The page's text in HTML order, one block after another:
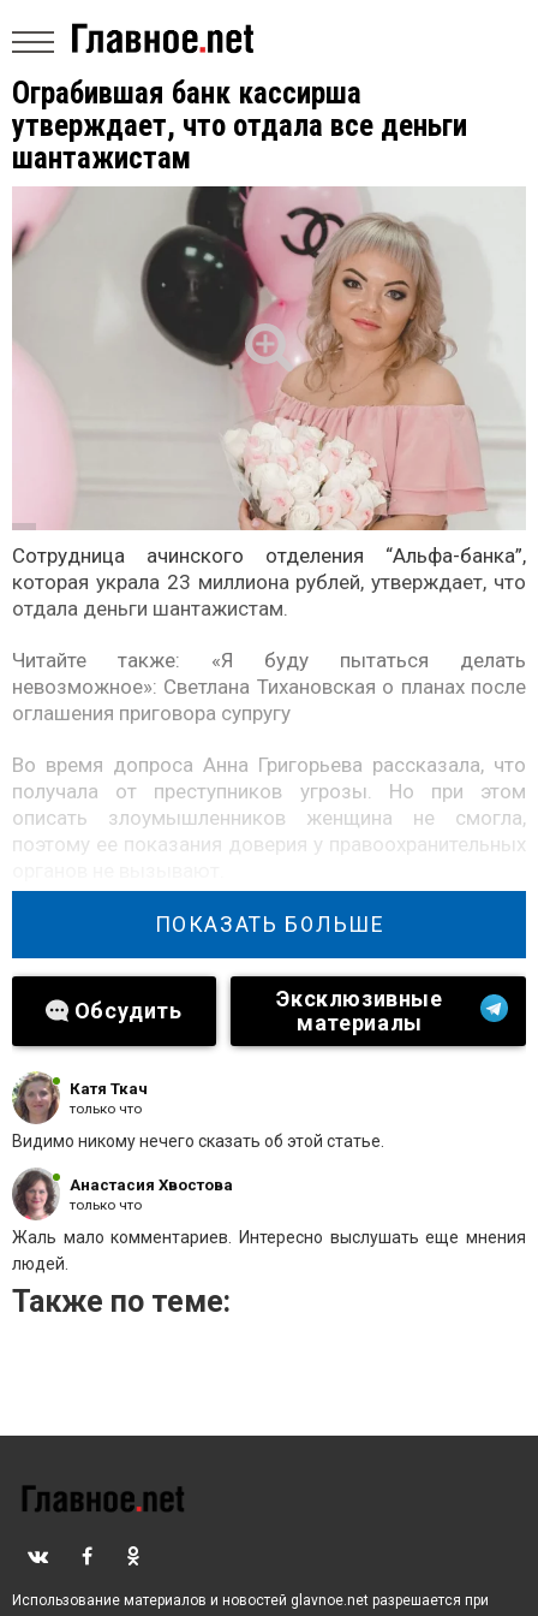
Ограбившая банк кассирша
утверждает, что отдала все деньги
шантажистам
Сотрудница ачинского отделения “Альфа-банка”,
которая украла 23 миллиона рублей, утверждает, что
отдала деньги шантажистам.
Читайте также: «Я буду пытаться делать
невозможное»: Светлана Тихановская о планах после
оглашения приговора супругу
Во время допроса Анна Григорьева рассказала, что
получала от преступников угрозы. Но при этом
описать злоумышленников женщина не смогла,
поэтому ее показания доверия у правоохранительных
Сегодня суд должен выбрать женщине меру
ПОКАЗАТЬ БОЛЬШЕ
Обсудить
Эксклюзивные
материалы
Анастасия Хвостова
только что
Жаль мало комментариев. Интересно выслушать еще мнения
людей.
Катя Ткач
только что
Видимо никому нечего сказать об этой статье.
Также по теме:
Использование материалов и новостей glavnoe.net разрешается при